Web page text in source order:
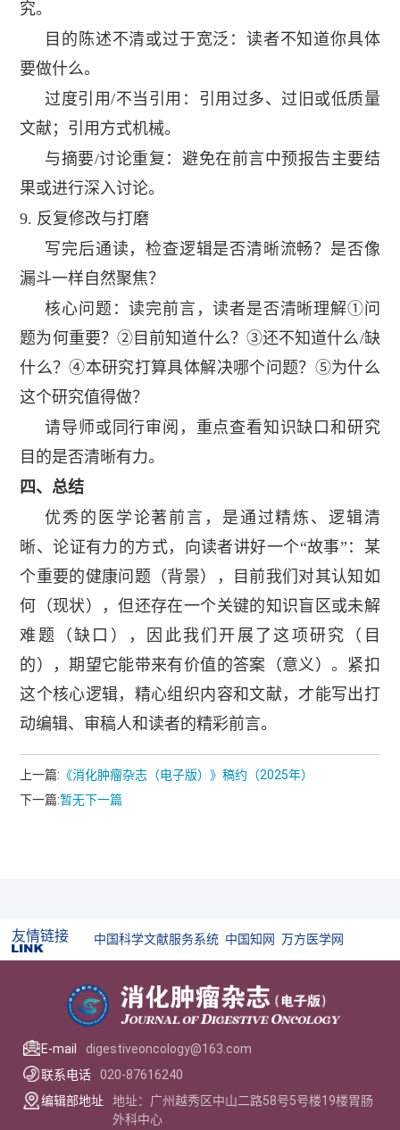
究。
目的陈述不清或过于宽泛：读者不知道你具体
要做什么。
过度引用/不当引用：引用过多、过旧或低质量
文献；引用方式机械。
与摘要/讨论重复：避免在前言中预报告主要结
果或进行深入讨论。
9. 反复修改与打磨
写完后通读，检查逻辑是否清晰流畅？是否像
漏斗一样自然聚焦？
核心问题：读完前言，读者是否清晰理解①问
题为何重要？②目前知道什么？③还不知道什么/缺
什么？④本研究打算具体解决哪个问题？⑤为什么
这个研究值得做？
请导师或同行审阅，重点查看知识缺口和研究
目的是否清晰有力。
四、总结
优秀的医学论著前言，是通过精炼、逻辑清
晰、论证有力的方式，向读者讲好一个“故事”：某
个重要的健康问题（背景），目前我们对其认知如
何（现状），但还存在一个关键的知识盲区或未解
难题（缺口），因此我们开展了这项研究（目
的），期望它能带来有价值的答案（意义）。紧扣
这个核心逻辑，精心组织内容和文献，才能写出打
动编辑、审稿人和读者的精彩前言。
上一篇: 《消化肿瘤杂志（电子版）》稿约（2025年）
下一篇:暂无下一篇
友情链接 中国科学文献服务系统 中国知网 万方医学网
E-mail
digestiveoncology@163.com
联系电话
020-87616240
编辑部地址
地址：广州越秀区中山二路58号5号楼19楼胃肠
外科中心